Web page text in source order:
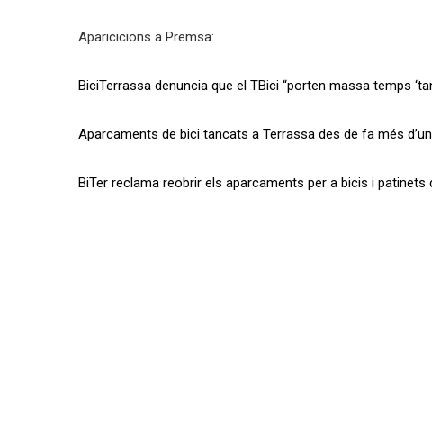
Aparicicions a Premsa:
BiciTerrassa denuncia que el TBici “porten massa temps
Aparcaments de bici tancats a Terrassa des de fa més
BiTer reclama reobrir els aparcaments per a bicis i